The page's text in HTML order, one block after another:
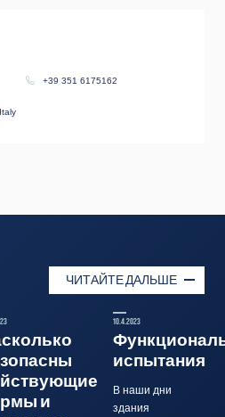
+39 351 6175162
ЧИТАЙТЕ ДАЛЬШЕ
и
10.4.2023
испытания
В наши дни
здания